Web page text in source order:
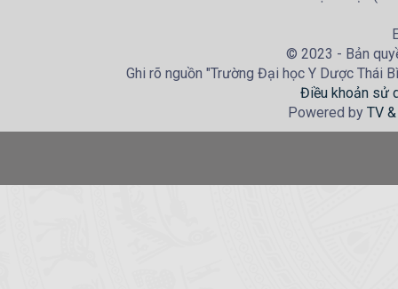
© 2023 - Bản
Ghi rõ nguồn "Trường Đại học Y Dược Thái
Điều khoản sử
Powered by TV